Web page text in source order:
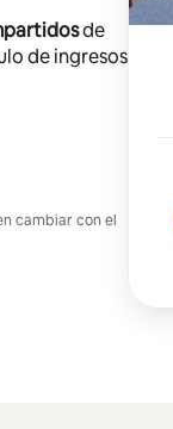
de
de ingresos
cambiar con el